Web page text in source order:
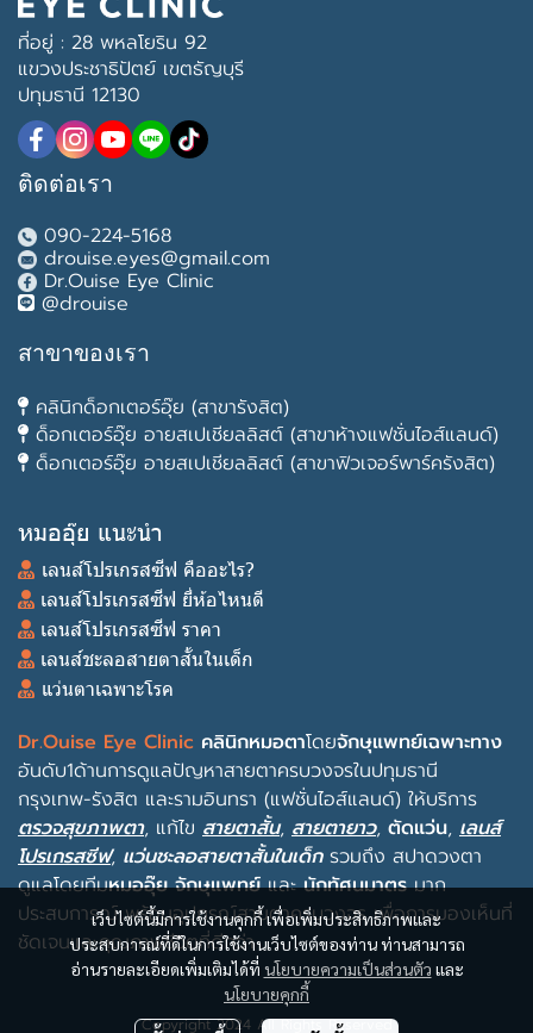
เว็บไซต์นี้มีการใช้งานคุกกี้ เพื่อเพิ่มประสิทธิภาพและ
ประสบการณ์ที่ดีในการใช้งานเว็บไซต์ของท่าน ท่านสามารถ
อ่านรายละเอียดเพิ่มเติมได้ที่ นโยบายความเป็นส่วนตัว และ
นโยบายคุกกี้
ที่อยู่ : 28 พหลโยริน 92
แขวงประชาธิปัตย์ เขตธัญบุรี
ปทุมธานี 12130
ติดต่อเรา
090-224-5168
drouise.eyes@gmail.com
Dr.Ouise Eye Clinic
@drouise
สาขาของเรา
คลินิกด็อกเตอร์อุ๊ย (สาขารังสิต)
ด็อกเตอร์อุ๊ย อายสเปเชียลลิสต์ (สาขาห้างแฟชั่นไอส์แลนด์)
ด็อกเตอร์อุ๊ย อายสเปเชียลลิสต์ (สาขาฟิวเจอร์พาร์ครังสิต)
หมออุ๊ย แนะนำ
เลนส์โปรเกรสซีฟ คืออะไร?
เลนส์โปรเกรสซีฟ ยี่ห้อไหนดี
เลนส์โปรเกรสซีฟ ราคา
เลนส์ชะลอสายตาสั้นในเด็ก
แว่นตาเฉพาะโรค
Dr.Ouise Eye Clinic คลินิกหมอตาโดยจักษุแพทย์เฉพาะทาง
อันดับ1ด้านการดูแลปัญหาสายตาครบวงจรในปทุมธานี
กรุงเทพ-รังสิต และรามอินทรา (แฟชั่นไอส์แลนด์) ให้บริการ
ตรวจสุขภาพตา, แก้ไข สายตาสั้น, สายตายาว, ตัดแว่น, เลนส์
โปรเกรสซีฟ, แว่นชะลอสายตาสั้นในเด็ก รวมถึง สปาดวงตา
ดูแลโดยทีมหมออุ๊ย จักษุแพทย์และนักทัศนมาตรมาก
ประสบการณ์ พร้อมอุปกรณ์สายตาครบวงจรเพื่อการมองเห็นที่
ชัดเจนและคุณภาพชีวิตที่ดีกว่า
Copyright 2024 All Rights Reserved